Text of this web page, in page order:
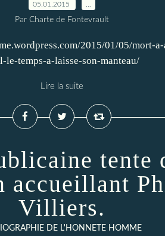
05.01.2015
Par Charte de Fontevrault
2015/01/05/mort-
temps-a-laisse-son-manteau/
Lire la suite
tente
accueillant
Villiers.
DE L'HONNETE HOMME